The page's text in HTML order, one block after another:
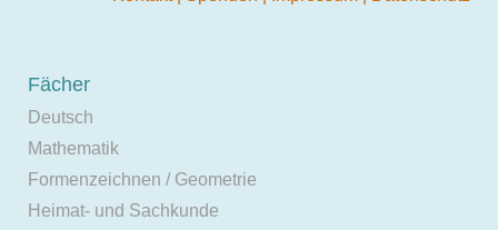
Fächer
Deutsch
Mathematik
Formenzeichnen / Geometrie
Heimat- und Sachkunde